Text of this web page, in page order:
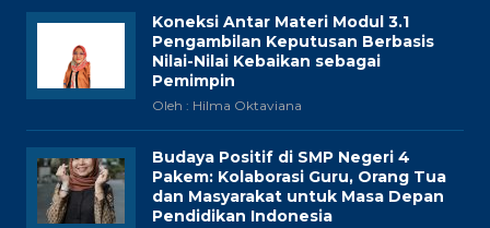
Koneksi Antar Materi Modul 3.1
Pengambilan Keputusan Berbasis
Nilai-Nilai Kebaikan sebagai
Pemimpin
Oleh : Hilma Oktaviana
Budaya Positif di SMP Negeri 4
Pakem: Kolaborasi Guru, Orang Tua
dan Masyarakat untuk Masa Depan
Pendidikan Indonesia